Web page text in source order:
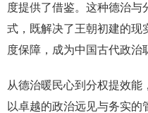
度提供了借鉴。这种德治与
式，既解决了王朝初建的现
度保障，成为中国古代政治
从德治暖民心到分权提效能
以卓越的政治远见与务实